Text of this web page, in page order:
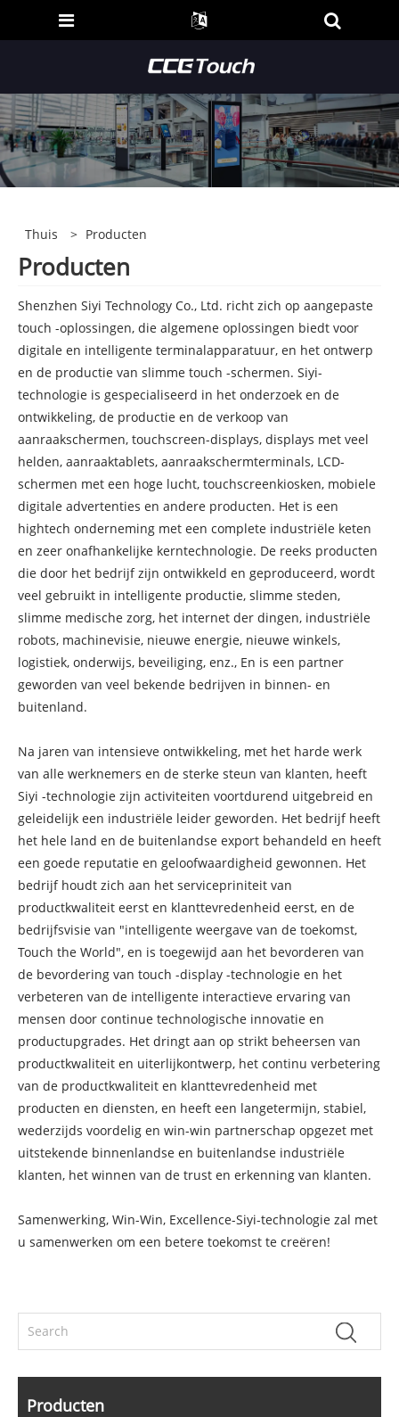
Thuis > Producten
Producten
Shenzhen Siyi Technology Co., Ltd. richt zich op aangepaste
touch -oplossingen, die algemene oplossingen biedt voor
digitale en intelligente terminalapparatuur, en het ontwerp
en de productie van slimme touch -schermen. Siyi-
technologie is gespecialiseerd in het onderzoek en de
ontwikkeling, de productie en de verkoop van
aanraakschermen, touchscreen-displays, displays met veel
helden, aanraaktablets, aanraakschermterminals, LCD-
schermen met een hoge lucht, touchscreenkiosken, mobiele
digitale advertenties en andere producten. Het is een
hightech onderneming met een complete industriële keten
en zeer onafhankelijke kerntechnologie. De reeks producten
die door het bedrijf zijn ontwikkeld en geproduceerd, wordt
veel gebruikt in intelligente productie, slimme steden,
slimme medische zorg, het internet der dingen, industriële
robots, machinevisie, nieuwe energie, nieuwe winkels,
logistiek, onderwijs, beveiliging, enz., En is een partner
geworden van veel bekende bedrijven in binnen- en
buitenland.
Na jaren van intensieve ontwikkeling, met het harde werk
van alle werknemers en de sterke steun van klanten, heeft
Siyi -technologie zijn activiteiten voortdurend uitgebreid en
geleidelijk een industriële leider geworden. Het bedrijf heeft
het hele land en de buitenlandse export behandeld en heeft
een goede reputatie en geloofwaardigheid gewonnen. Het
bedrijf houdt zich aan het servicepriniteit van
productkwaliteit eerst en klanttevredenheid eerst, en de
bedrijfsvisie van "intelligente weergave van de toekomst,
Touch the World", en is toegewijd aan het bevorderen van
de bevordering van touch -display -technologie en het
verbeteren van de intelligente interactieve ervaring van
mensen door continue technologische innovatie en
productupgrades. Het dringt aan op strikt beheersen van
productkwaliteit en uiterlijkontwerp, het continu verbetering
van de productkwaliteit en klanttevredenheid met
producten en diensten, en heeft een langetermijn, stabiel,
wederzijds voordelig en win-win partnerschap opgezet met
uitstekende binnenlandse en buitenlandse industriële
klanten, het winnen van de trust en erkenning van klanten.
Samenwerking, Win-Win, Excellence-Siyi-technologie zal met
u samenwerken om een ​​betere toekomst te creëren!
Producten